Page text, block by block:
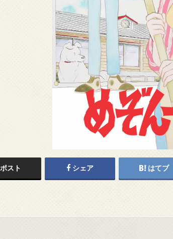
ポスト シェア はてブ